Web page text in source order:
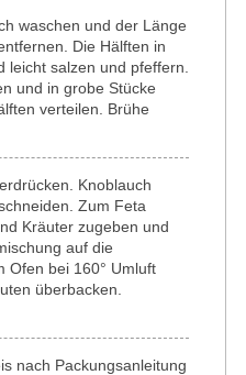
waschen und der Länge
Die Hälften in
leicht salzen und pfeffern.
und in grobe Stücke
verteilen. Brühe
Knoblauch
Zum Feta
Kräuter zugeben und
auf die
Ofen bei 160° Umluft
überbacken.
nach Packungsanleitung